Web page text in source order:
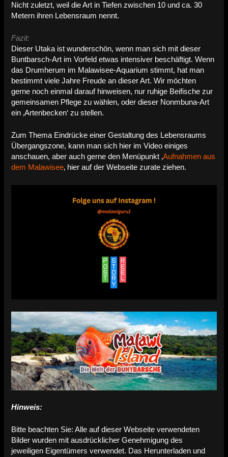
Nicht zuletzt, weil die Art in Tiefen zwischen 10 und ca. 30
Metern ihren Lebensraum nennt.
Fazit:
Dieser Utaka ist wunderschön, wenn man sich mit dieser
Buntbarsch-Art im Vorfeld etwas intensiver beschäftigt. Wenn
das Drumherum im Malawisee-Aquarium stimmt, hat man
bestimmt viele Jahre Freude an dieser Art. Wir möchten
gerne noch einmal darauf hinweisen, nur ruhige Beifische zur
gemeinsamen Pflege zu wählen, oder dieser Nonmbuna-Art
ein ‚Artenbecken‘ zu stellen.
Zum Thema Eindrücke einer Gestaltung des Lebensraums
Übergangszone, kann man sich hier im Video einiges
anschauen, aber auch gerne den Menüpunkt ‚Aufnahmen aus
dem Malawisee‚ hier auf der Webseite zurate ziehen.
Hinweis:
Bitte beachten Sie: Alle auf dieser Webseite verwendeten
Bilder wurden mit ausdrücklicher Genehmigung des
jeweiligen Eigentümers verwendet. Das Herunterladen und